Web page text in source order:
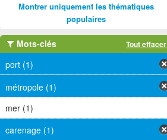
Montrer uniquement les thématiques
populaires
Mots-clés Tout effacer
port (1)
métropole (1)
mer (1)
carenage (1)